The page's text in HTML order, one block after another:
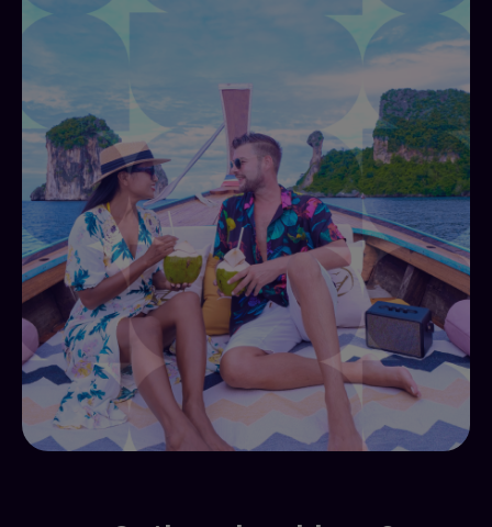
Aumentar el NPS y los
ingresos
Alliants Improving NPS and Revenues» integra
cinco productos —Core Platform, Messaging,
Allin AI, Concierge y Guest App— en un único
sistema que mejora el NPS y fomenta un mayor
gasto por visita.